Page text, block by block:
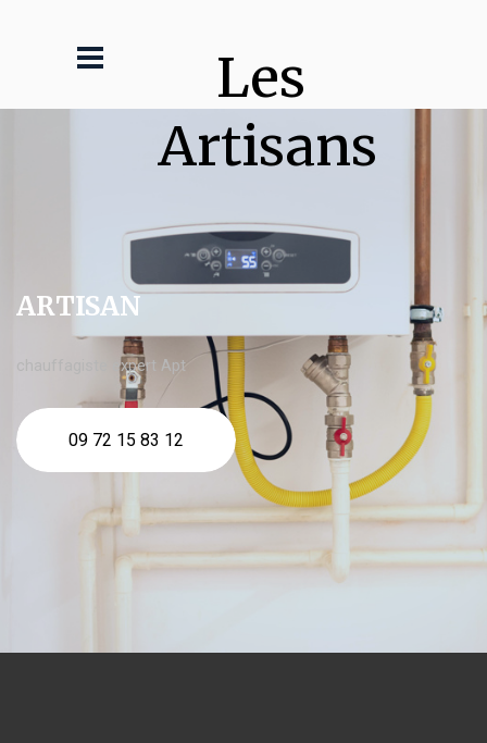
Les
Artisans
ARTISAN
chauffagiste expert Apt
09 72 15 83 12